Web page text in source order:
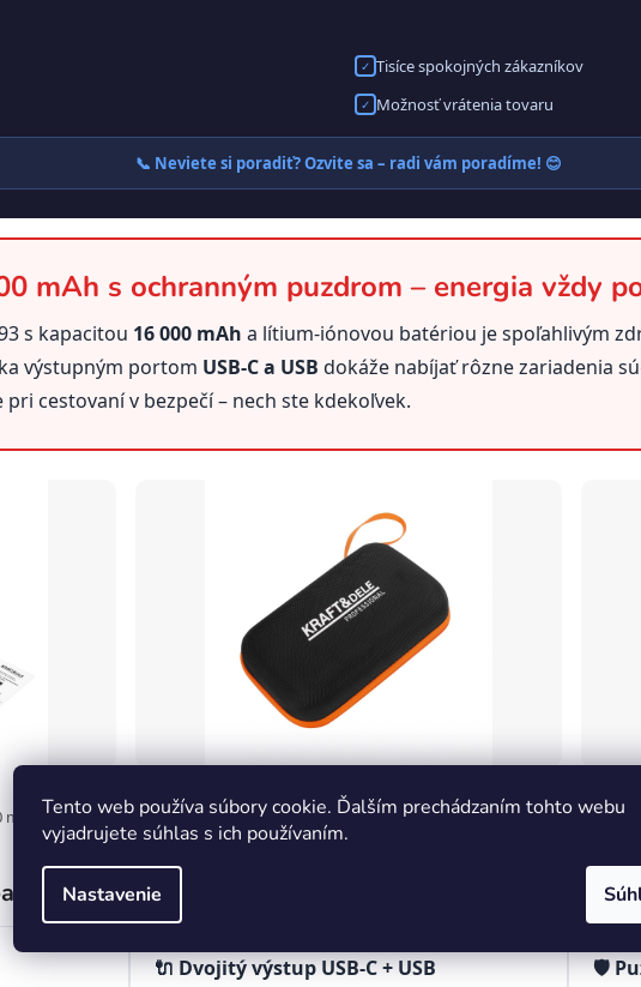
Tento web používa súbory cookie. Ďalším prechádzaním tohto webu
vyjadrujete súhlas s ich používaním.
Nastavenie
✓ Tisíce spokojných zákazníkov
✓ Možnosť vrátenia tovaru
📞 Neviete si poradiť? Ozvite sa – radi vám poradíme! 😊
mAh s ochranným puzdrom – energia vždy
s kapacitou 16 000 mAh a lítium-iónovou batériou je spoľahlivým
výstupným portom USB-C a USB dokáže nabíjať rôzne zariadenia
cestovaní v bezpečí – nech ste kdekoľvek.
ideálna
Priložené puzdro chráni powerbanku pred poškodením pri
prenášaní.
Dva
KD5493 a prečo ju ocení každý cestovateľ
🔌 Dvojitý výstup USB-C + USB
🛡️